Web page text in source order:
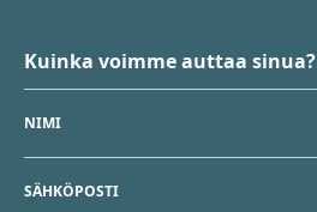
Kuinka voimme auttaa sinua?
NIMI
SÄHKÖPOSTI